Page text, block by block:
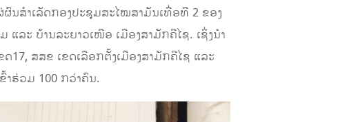
ນສໍາເລັດກອງປະຊຸມສະໄໝສາມັນເທື່ອທີ 2 ຂອງ
ລະ ບ້ານລະຍາວເໜືອ ເມືອງສາມັກຄີໄຊ. ເຊິ່ງນຳ
ສສຂ ເຂດເລືອກຕັ້ງເມືອງສາມັກຄີໄຊ ແລະ
າຮ່ວມ 100 ກວ່າຄົນ.